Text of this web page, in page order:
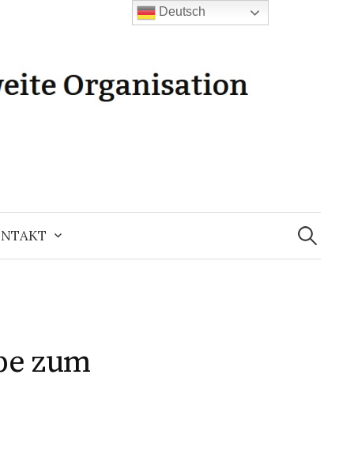
Suchen
nach:
zum
Deutsch